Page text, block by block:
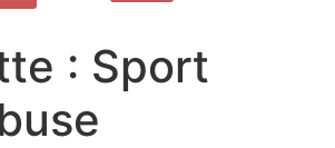
: Sport